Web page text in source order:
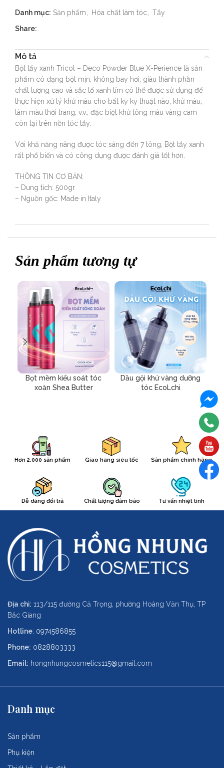
Danh mục: Sản phẩm Hóa chất làm tóc
Tẩy
Share:
Mô tả
Bột tẩy xanh Tricol – Deco Powder Blue X-Perience là sản
phẩm có dạng bột mịn, không bay hơi, giàu thành phần
chất lượng cao và sắc tố xanh tím có thể được sử dụng để
thực hiện xử lý khử màu cho bất kỳ kỹ thuật nào, khử màu,
làm màu thời trang, v.v., đặc biệt khử tông màu vàng cam
còn lại trên nền tóc tẩy.
Với khả năng nâng được tóc sáng đến 7 tông, Bột tẩy xanh
rất phổ biến và có công dụng được đánh giá tốt hơn.
THÔNG TIN CƠ BẢN:
– Dung tích: 500gr
– Nguồn gốc: Made in Italy
Sản phẩm tương tự
Bọt mềm kiểu soát tóc
xoăn Shea Butter
Dầu gội khử vàng dưỡng
tóc EcoLchi
Hơn 2.000 sản phẩm Giao hàng siêu tốc Sản phẩm chính hãng
Dễ dàng đổi trả Chất lượng đảm bảo Tư vấn nhiệt tình
Địa chỉ: 113/115 đường Cả Trọng, phường Hoàng Văn Thụ, TP
Bắc Giang
Hotline: 0974586855
Phone: 0828803333
Email: hongnhungcosmetics115@gmail.com
Danh mục
Sản phẩm
Phụ kiện